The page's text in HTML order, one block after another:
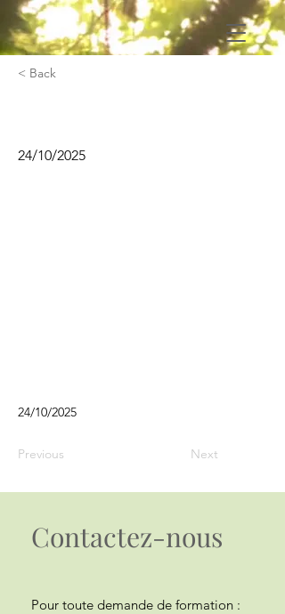
< Back
24/10/2025
24/10/2025
Previous Next
Contactez-nous
Pour toute demande de formation :